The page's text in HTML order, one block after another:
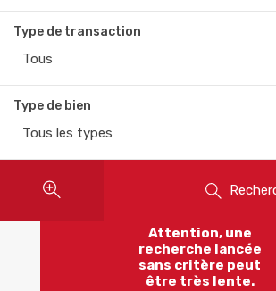
Type de transaction
Tous
Type de bien
Tous les types
Attention, une
recherche lancée
sans critère peut
être très lente.